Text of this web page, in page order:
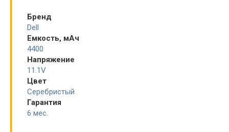
Бренд
Dell
Емкость, мАч
4400
Напряжение
11.1V
Цвет
Серебристый
Гарантия
6 мес.